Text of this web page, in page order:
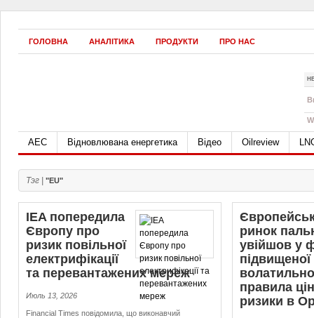
ГОЛОВНА АНАЛІТИКА ПРОДУКТИ ПРО НАС
АЕС Відновлювана енергетика Відео Oilreview
Тэг | "EU"
IEA попередила
Європу про
ризик повільної
електрифікації
та пе­ре­ван­та­же­них мереж
Июль 13, 2026
Financial Times повідомила, що виконавчий
ринок
увійшов у
підвищеної
правила
ризики в